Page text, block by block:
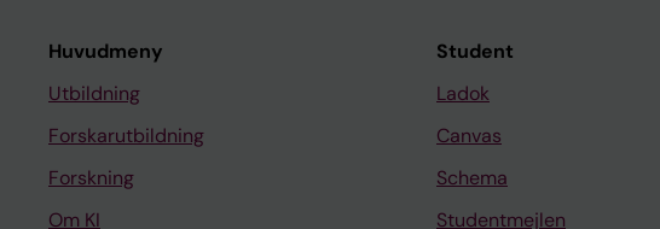
Huvudmeny
Utbildning
Forskarutbildning
Forskning
Om KI
Student
Ladok
Canvas
Schema
Studentmejlen